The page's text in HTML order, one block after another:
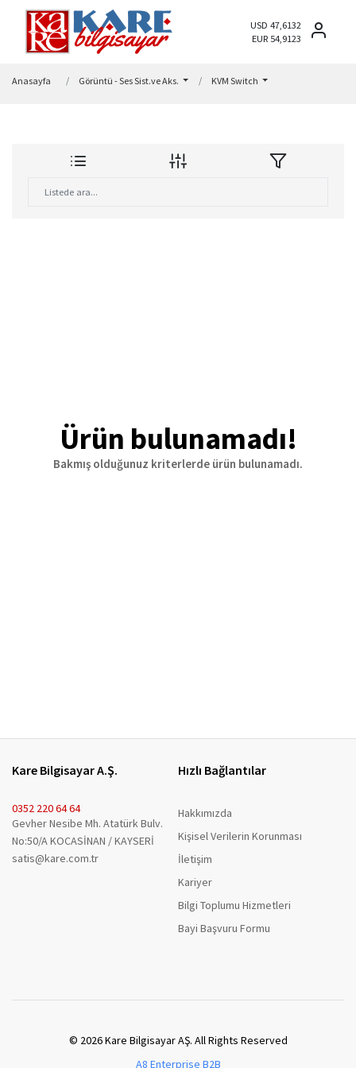
USD 47,6132
EUR 54,9123
Anasayfa Görüntü - Ses Sist.ve Aks. KVM Switch
Ürün bulunamadı!
Bakmış olduğunuz kriterlerde ürün bulunamadı.
Kare Bilgisayar A.Ş.
0352 220 64 64
Gevher Nesibe Mh. Atatürk Bulv.
No:50/A KOCASİNAN / KAYSERİ
satis@kare.com.tr
Hızlı Bağlantılar
Hakkımızda
Kişisel Verilerin Korunması
İletişim
Kariyer
Bilgi Toplumu Hizmetleri
Bayi Başvuru Formu
© 2026 Kare Bilgisayar AŞ. All Rights Reserved
A8 Enterprise B2B